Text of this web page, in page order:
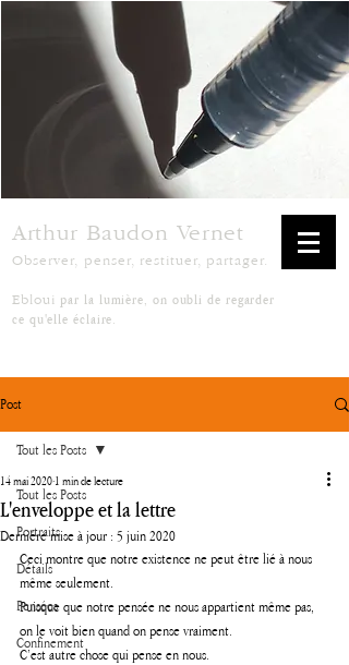
Arthur Baudon Vernet
Observer, penser, restituer, partager.
Ebloui par la lumière, on oubli de regarder
ce qu'elle éclaire.
Post
Tout les Posts
Portraits
Détails
Pensées
Confinement
Tout les Posts
L'enveloppe et la lettre
14 mai 2020 1 min de lecture
Dernière mise à jour : 5 juin 2020
Ceci montre que notre existence ne peut être lié à nous
même seulement.
Puisque que notre pensée ne nous appartient même pas,
on le voit bien quand on pense vraiment.
C’est autre chose qui pense en nous.